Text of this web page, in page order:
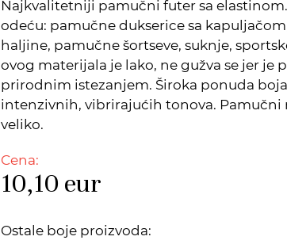
Najkvalitetniji pamučni futer sa
odeću: pamučne dukserice sa
haljine, pamučne šortseve, suknje,
ovog materijala je lako, ne gužva se jer je
prirodnim istezanjem. Široka ponuda
intenzivnih, vibrirajućih tonova. Pamučni
veliko.
Cena:
10,10 eur
Ostale boje proizvoda: